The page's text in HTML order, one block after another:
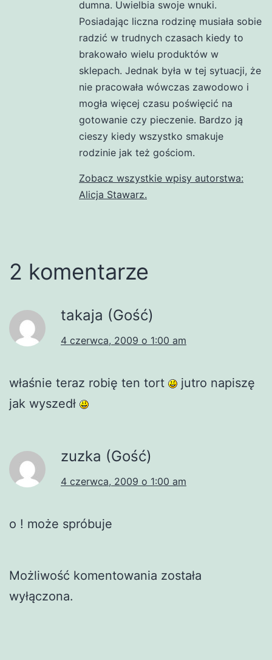
dumna. Uwielbia swoje wnuki.
Posiadając liczna rodzinę musiała sobie
radzić w trudnych czasach kiedy to
brakowało wielu produktów w
sklepach. Jednak była w tej sytuacji, że
nie pracowała wówczas zawodowo i
mogła więcej czasu poświęcić na
gotowanie czy pieczenie. Bardzo ją
cieszy kiedy wszystko smakuje
rodzinie jak też gościom.
Zobacz wszystkie wpisy autorstwa:
Alicja Stawarz.
2 komentarze
takaja (Gość)
4 czerwca, 2009 o 1:00 am
właśnie teraz robię ten tort
jutro napiszę
jak wyszedł
zuzka (Gość)
4 czerwca, 2009 o 1:00 am
o ! może spróbuje
Możliwość komentowania została
wyłączona.